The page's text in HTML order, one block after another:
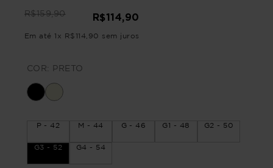
R$159,90 R$114,90
Em até 1 x R$ 114 90 sem juros
COR: PRETO
P - 42 M - 44 G - 46 G1 - 48 G2 - 50
G3 - 52 G4 - 54